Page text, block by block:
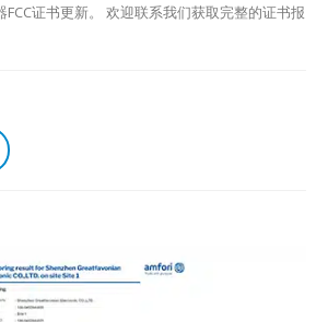
FCC证书更新。 欢迎联系我们获取完整的证书报